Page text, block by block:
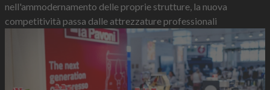
nell'ammodernamento delle proprie strutture, la nuova
competitività passa dalle attrezzature professionali